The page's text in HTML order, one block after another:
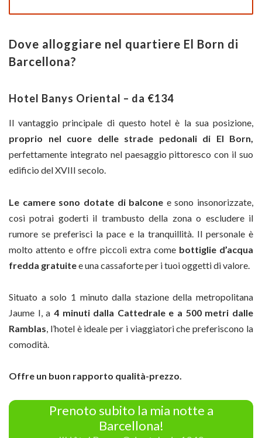
Dove alloggiare nel quartiere El Born di
Barcellona?
Hotel Banys Oriental – da €134
Il vantaggio principale di questo hotel è la sua posizione,
proprio nel cuore delle strade pedonali di El Born,
perfettamente integrato nel paesaggio pittoresco con il suo
edificio del XVIII secolo.
Le camere sono dotate di balcone e sono insonorizzate,
così potrai goderti il trambusto della zona o escludere il
rumore se preferisci la pace e la tranquillità. Il personale è
molto attento e offre piccoli extra come bottiglie d’acqua
fredda gratuitee una cassaforte per i tuoi oggetti di valore.
Situato a solo 1 minuto dalla stazione della metropolitana
Jaume I, a 4 minuti dalla Cattedrale e a 500 metri dalle
Ramblas, l’hotel è ideale per i viaggiatori che preferiscono la
comodità.
Offre un buon rapporto qualità-prezzo.
Prenoto subito la mia notte a
Barcellona!